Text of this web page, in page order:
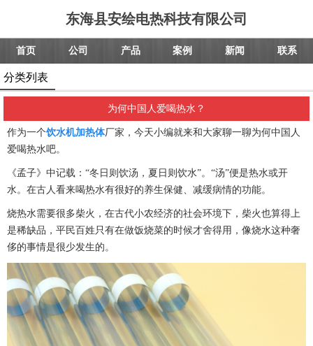
东海县安绘电热科技有限公司
首页 公司 产品 案例 新闻 联系
分类列表
为何中国人爱喝热水？
作为一个饮水机加热体厂家，今天小编就来和大家聊一聊为何中国人
爱喝热水吧。
《孟子》中记载：“冬日则饮汤，夏日则饮水”。“汤”便是热水或开
水。在古人看来喝热水有很好的养生保健、减缓病情的功能。
烧热水需要很多柴火，在古代小农经济的社会环境下，柴火也算得上
是稀缺品，平民百姓只有在做饭烧菜的时候才舍得用，像烧水这种奢
侈的事情是很少发生的。